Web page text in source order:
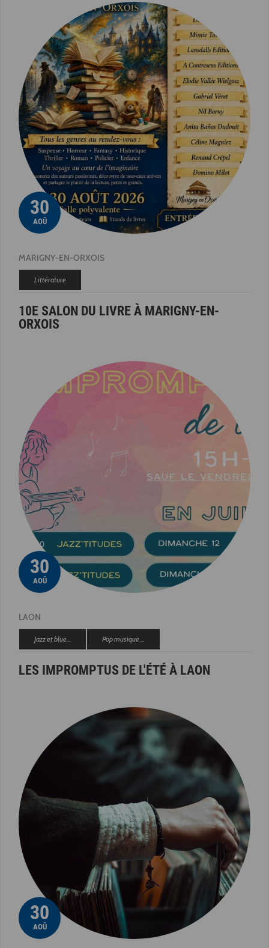
30
AOÛ
MARIGNY-EN-ORXOIS
Littérature
10E SALON DU LIVRE À MARIGNY-EN-
ORXOIS
30
AOÛ
LAON
Jazz et blue… Pop musique …
LES IMPROMPTUS DE L'ÉTÉ À LAON
30
AOÛ